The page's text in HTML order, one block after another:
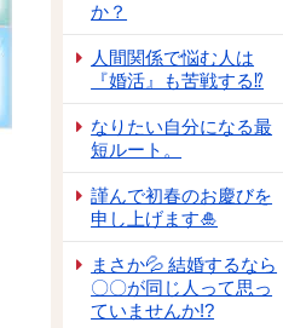
か？
人間関係で悩む人は
『婚活』も苦戦する⁉
なりたい自分になる最
短ルート。
謹んで初春のお慶びを
申し上げます🎍
まさか💦 結婚するなら
〇〇が同じ人って思っ
ていませんか!?